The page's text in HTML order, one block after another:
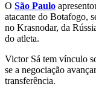
O São Paulo
atacante do Botafogo,
no Krasnodar, da
do atleta.
Victor Sá tem vínculo
se a negociação
transferência.